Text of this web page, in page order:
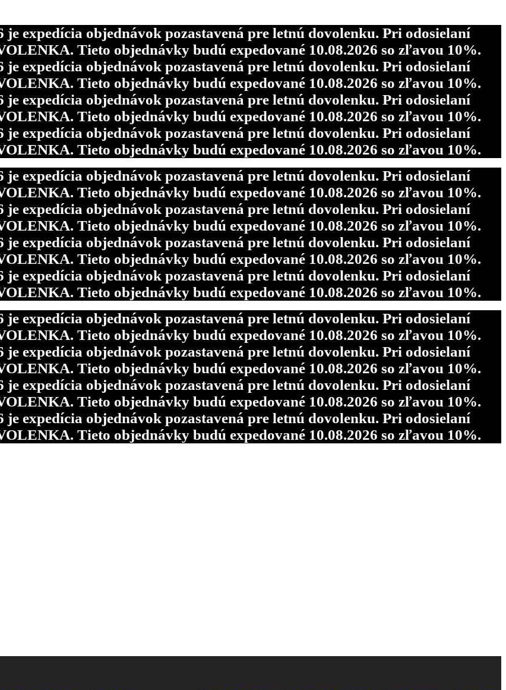
expedícia objednávok pozastavená pre letnú dovolenku. Pri odosielaní
Tieto objednávky budú expedované 10.08.2026 so zľavou 10%.
expedícia objednávok pozastavená pre letnú dovolenku. Pri odosielaní
Tieto objednávky budú expedované 10.08.2026 so zľavou 10%.
expedícia objednávok pozastavená pre letnú dovolenku. Pri odosielaní
Tieto objednávky budú expedované 10.08.2026 so zľavou 10%.
expedícia objednávok pozastavená pre letnú dovolenku. Pri odosielaní
Tieto objednávky budú expedované 10.08.2026 so zľavou 10%.
expedícia objednávok pozastavená pre letnú dovolenku. Pri odosielaní
Tieto objednávky budú expedované 10.08.2026 so zľavou 10%.
expedícia objednávok pozastavená pre letnú dovolenku. Pri odosielaní
Tieto objednávky budú expedované 10.08.2026 so zľavou 10%.
expedícia objednávok pozastavená pre letnú dovolenku. Pri odosielaní
Tieto objednávky budú expedované 10.08.2026 so zľavou 10%.
expedícia objednávok pozastavená pre letnú dovolenku. Pri odosielaní
Tieto objednávky budú expedované 10.08.2026 so zľavou 10%.
expedícia objednávok pozastavená pre letnú dovolenku. Pri odosielaní
Tieto objednávky budú expedované 10.08.2026 so zľavou 10%.
expedícia objednávok pozastavená pre letnú dovolenku. Pri odosielaní
Tieto objednávky budú expedované 10.08.2026 so zľavou 10%.
expedícia objednávok pozastavená pre letnú dovolenku. Pri odosielaní
Tieto objednávky budú expedované 10.08.2026 so zľavou 10%.
expedícia objednávok pozastavená pre letnú dovolenku. Pri odosielaní
Tieto objednávky budú expedované 10.08.2026 so zľavou 10%.